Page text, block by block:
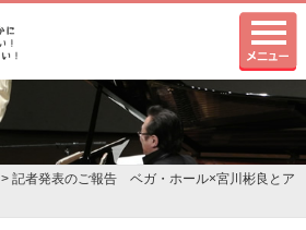
> 記者発表のご報告 ベガ・ホール×宮川彬良とア